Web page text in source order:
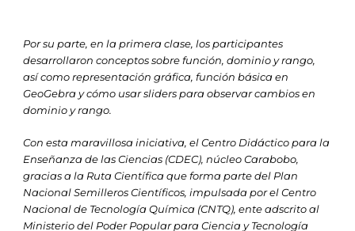
Por su parte, en la primera clase, los participantes
desarrollaron conceptos sobre función, dominio y rango,
así como representación gráfica, función básica en
GeoGebra y cómo usar sliders para observar cambios en
dominio y rango.
Con esta maravillosa iniciativa, el Centro Didáctico para la
Enseñanza de las Ciencias (CDEC), núcleo Carabobo,
gracias a la Ruta Científica que forma parte del Plan
Nacional Semilleros Científicos, impulsada por el Centro
Nacional de Tecnología Química (CNTQ), ente adscrito al
Ministerio del Poder Popular para Ciencia y Tecnología